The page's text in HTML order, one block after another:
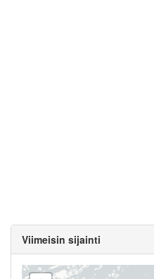
Viimeisin sijainti